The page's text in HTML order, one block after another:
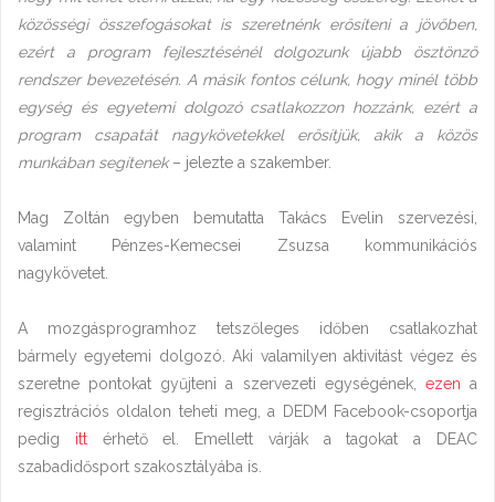
közösségi összefogásokat is szeretnénk erősíteni a jövőben,
ezért a program fejlesztésénél dolgozunk újabb ösztönző
rendszer bevezetésén. A másik fontos célunk, hogy minél több
egység és egyetemi dolgozó csatlakozzon hozzánk, ezért a
program csapatát nagykövetekkel erősítjük, akik a közös
munkában segítenek– jelezte a szakember.
Mag Zoltán egyben bemutatta Takács Evelin szervezési,
valamint Pénzes-Kemecsei Zsuzsa kommunikációs
nagykövetet.
A mozgásprogramhoz tetszőleges időben csatlakozhat
bármely egyetemi dolgozó. Aki valamilyen aktivitást végez és
szeretne pontokat gyűjteni a szervezeti egységének, ezen a
regisztrációs oldalon teheti meg, a DEDM Facebook-csoportja
pedig ittérhető el. Emellett várják a tagokat a DEAC
szabadidősport szakosztályába is.